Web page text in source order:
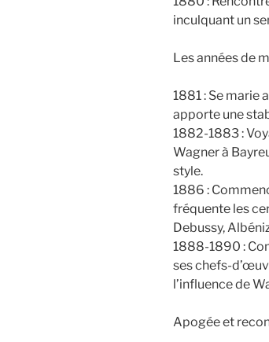
inculquant un
Les années de
1881 : Se marie
apporte une
1882-1883 :
Wagner à
style.
1886 :
fréquente les
Debussy,
1888-1890 :
ses chefs-
l’influence de
Apogée et